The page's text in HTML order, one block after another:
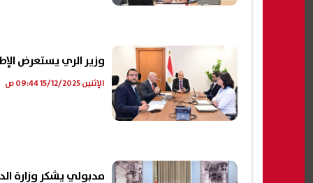
وزير الري يستعرض الإطار العام
الإثنين 15/12/2025 09:44 ص
مدبولي يشكر وزارة